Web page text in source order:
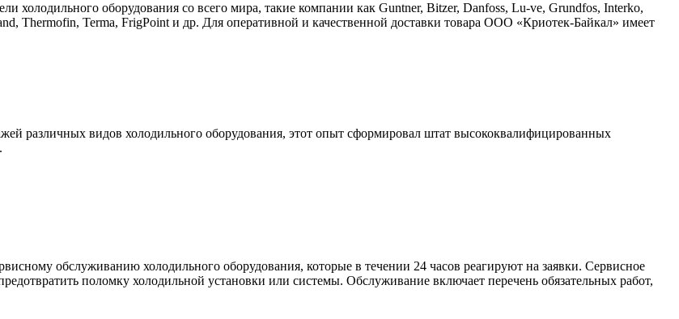
оборудования со всего мира, такие компании как Guntner, Bitzer, Danfoss, Lu-ve, Grundfos, Interko,
Thermofin, Terma, FrigPoint и др. Для оперативной и качественной доставки товара ООО «Криотек-Байкал» имеет
различных видов холодильного оборудования, этот опыт сформировал штат высококвалифицированных
обслуживанию холодильного оборудования, которые в течении 24 часов реагируют на заявки. Сервисное
поломку холодильной установки или системы. Обслуживание включает перечень обязательных работ,